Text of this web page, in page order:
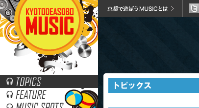
関西弁のジャズシンガー、綾戸智恵さんが京